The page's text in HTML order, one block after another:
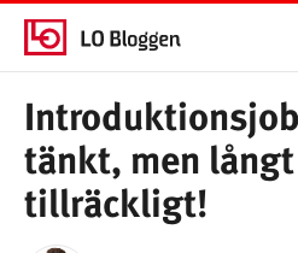
START/
tänkt, men
tillräckligt!